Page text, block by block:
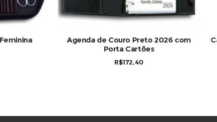
COMPRAR
Agenda de Couro Preto 2026 com
Porta Cartões
R$172,40